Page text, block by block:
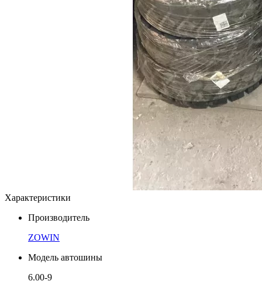
Характеристики
Производитель
ZOWIN
Модель автошины
6.00-9